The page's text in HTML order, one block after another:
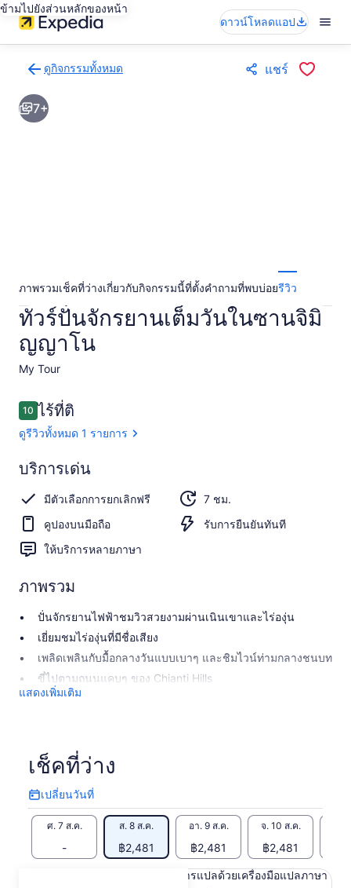
ข้ามไปยังส่วนหลักของหน้า
ดาวน์โหลดแอป
ดูกิจกรรมทั้งหมด
ไป
ยัง
หน้า
แชร์
7+
ภาพรวมเช็คที่ว่างเกี่ยวกับกิจกรรมนี้ที่ตั้งคำถามที่พบบ่อยรีวิว
ทัวร์ปั่นจักรยานเต็มวันในซานจิมิ
ญญาโน
My Tour​
รีวิว
1010 จาก 10
ไร้ที่ติ
ดูรีวิวทั้งหมด 1 รายการ
10.0 จาก 10
ไร้
ติ
ดู 1
รีวิว
บริการเด่น
มีตัวเลือกการยกเลิกฟรี
7 ชม.
คูปองบนมือถือ
รับการยืนยันทันที
ให้บริการหลายภาษา
ภาพรวม
ปั่นจักรยานไฟฟ้าชมวิวสวยงามผ่านเนินเขาและไร่องุ่น
เยี่ยมชมไร่องุ่นที่มีชื่อเสียง
เพลิดเพลินกับมื้อกลางวันแบบเบาๆ และชิมไวน์ท่ามกลางชนบท
ขี่ไปตามถนนแคบๆ ของ Chianti Hills
แสดงเพิ่มเติม
เช็คที่ว่าง
เปลี่ยนวันที่
เปลี่ยน
วัน
ศ. 7 ส.ค.
-
ส. 8 ส.ค.
฿2,481
อา. 9 ส.ค.
฿2,481
จ. 10 ส.ค.
฿2,481
เนื้อหาในหน้านี้อาจได้รับการแปลด้วยเครื่องมือแปลภาษา